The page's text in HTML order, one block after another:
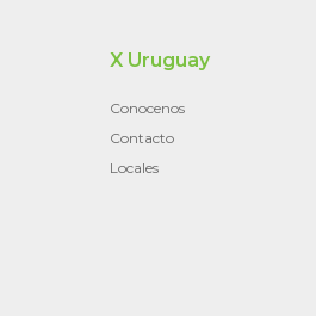
X Uruguay
Conocenos
Contacto
Locales